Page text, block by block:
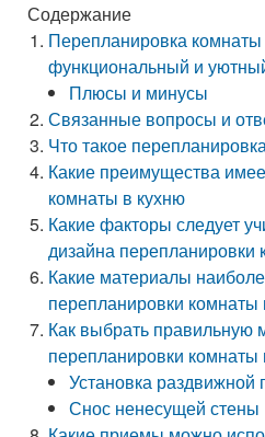
Содержание
Перепланировка комнаты
функциональный и
Плюсы и минусы
Связанные вопросы и
Что такое
Какие преимущества
комнаты в кухню
Какие факторы следует
дизайна перепланировки
Какие материалы
перепланировки комнаты
Как выбрать правильную
перепланировки комнаты
Установка раздвижной
Снос ненесущей стены